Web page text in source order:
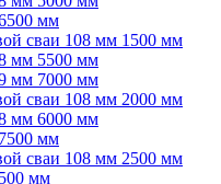
мм
сваи 108 мм 1500 мм
мм 5500 мм
мм 7000 мм
сваи 108 мм 2000 мм
мм 6000 мм
мм
сваи 108 мм 2500 мм
мм